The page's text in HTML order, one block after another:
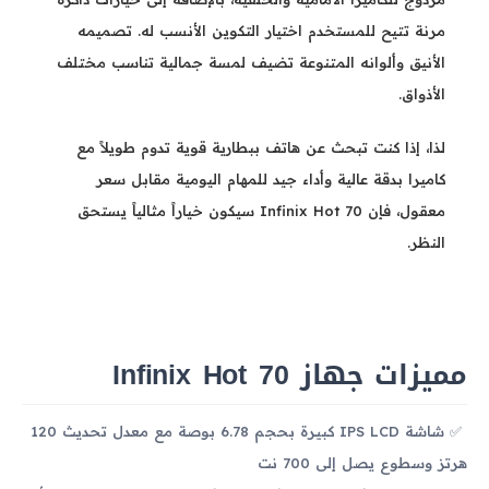
مرنة تتيح للمستخدم اختيار التكوين الأنسب له. تصميمه
الأنيق وألوانه المتنوعة تضيف لمسة جمالية تناسب مختلف
الأذواق.
لذا، إذا كنت تبحث عن هاتف ببطارية قوية تدوم طويلاً مع
كاميرا بدقة عالية وأداء جيد للمهام اليومية مقابل سعر
معقول، فإن Infinix Hot 70 سيكون خياراً مثالياً يستحق
النظر.
مميزات جهاز Infinix Hot 70
شاشة IPS LCD كبيرة بحجم 6.78 بوصة مع معدل تحديث 120
هرتز وسطوع يصل إلى 700 نت